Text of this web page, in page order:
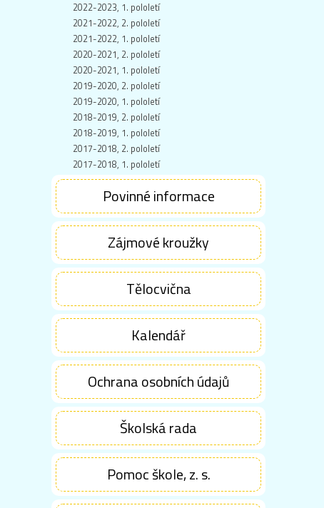
2022-2023, 1. pololetí
2021-2022, 2. pololetí
2021-2022, 1. pololetí
2020-2021, 2. pololetí
2020-2021, 1. pololetí
2019-2020, 2. pololetí
2019-2020, 1. pololetí
2018-2019, 2. pololetí
2018-2019, 1. pololetí
2017-2018, 2. pololetí
2017-2018, 1. pololetí
Povinné informace
Zájmové kroužky
Tělocvična
Kalendář
Ochrana osobních údajů
Školská rada
Pomoc škole, z. s.